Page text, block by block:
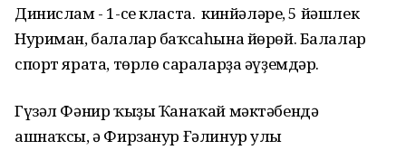
Динислам - 1-се класта. Ә кинйәләре, 5 йәшлек
Нуриман, балалар баҡсаһына йөрөй. Балалар
спорт ярата, төрлө сараларҙа әүҙемдәр.
Гүзәл Фәнир ҡыҙы Ҡанаҡай мәктәбендә
ашнаҡсы, ә Фирзанур Ғәлинур улы